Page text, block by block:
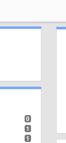
0
1
1